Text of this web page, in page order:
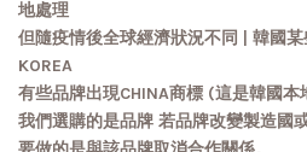
地處理
但隨疫情後全球經濟狀況不同 | 韓國
KOREA
有些品牌出現CHINA商標 (這是韓國
我們選購的是品牌 若品牌改變製造國